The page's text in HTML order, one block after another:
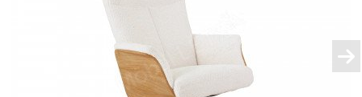
Konfigurator
Finanzierung